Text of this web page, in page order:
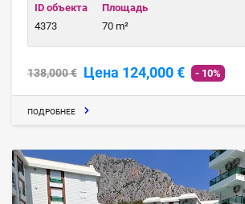
ID объекта
4373
Площадь
70 m²
138,000 € Цена 124,000 € - 10%
ПОДРОБНЕЕ